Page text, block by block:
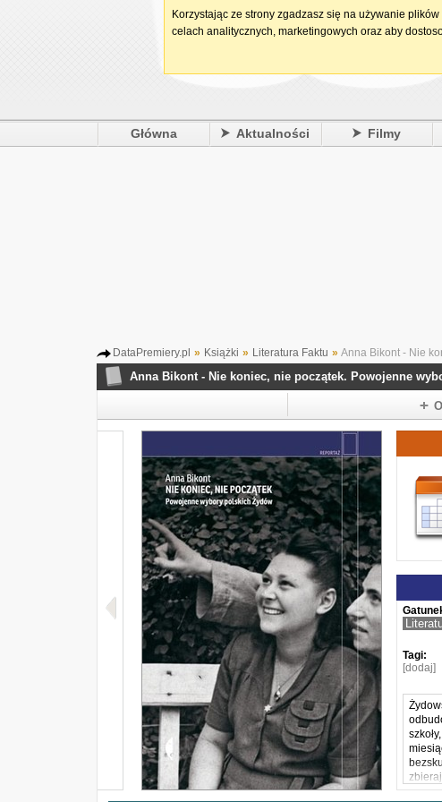
Główna Aktualności Filmy
DataPremiery.pl » Książki » Literatura Faktu » Anna Bikont - Nie
Anna Bikont - Nie koniec, nie początek. Powojenne
Tagi:
[dodaj]
Korzystając ze strony zgadzasz się na używanie
celach analitycznych, marketingowych oraz aby